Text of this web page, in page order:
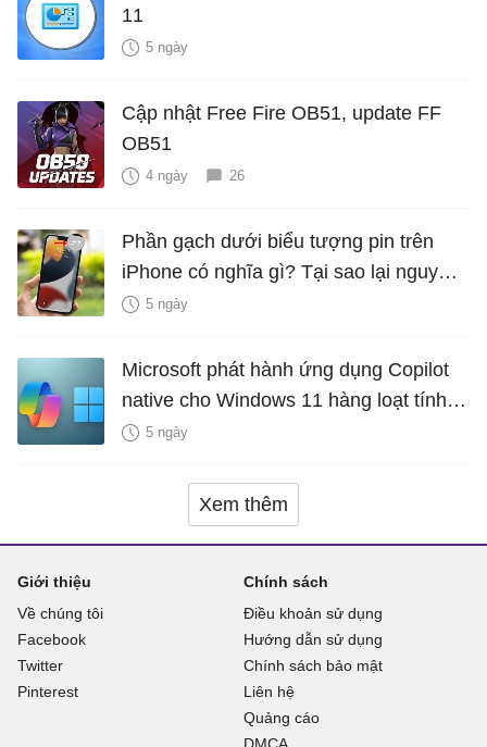
11
5 ngày
Cập nhật Free Fire OB51, update FF
OB51
4 ngày 26
Phần gạch dưới biểu tượng pin trên
iPhone có nghĩa gì? Tại sao lại nguy
hiểm?
5 ngày
Microsoft phát hành ứng dụng Copilot
native cho Windows 11 hàng loạt tính
năng mới Hữu Ích
5 ngày
Xem thêm
Giới thiệu
Về chúng tôi
Facebook
Twitter
Pinterest
Chính sách
Điều khoản sử dụng
Hướng dẫn sử dụng
Chính sách bảo mật
Liên hệ
Quảng cáo
DMCA